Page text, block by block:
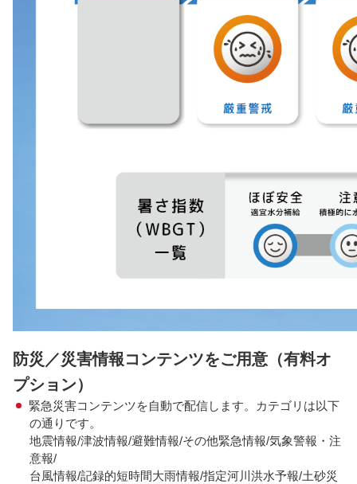
防災／災害情報コンテンツをご用意（有料オ
プション）
緊急災害コンテンツを自動で配信します。カテゴリは以下
の通りです。
地震情報/津波情報/避難情報/その他緊急情報/気象警報・注
意報/
台風情報/記録的短時間大雨情報/指定河川洪水予報/土砂災